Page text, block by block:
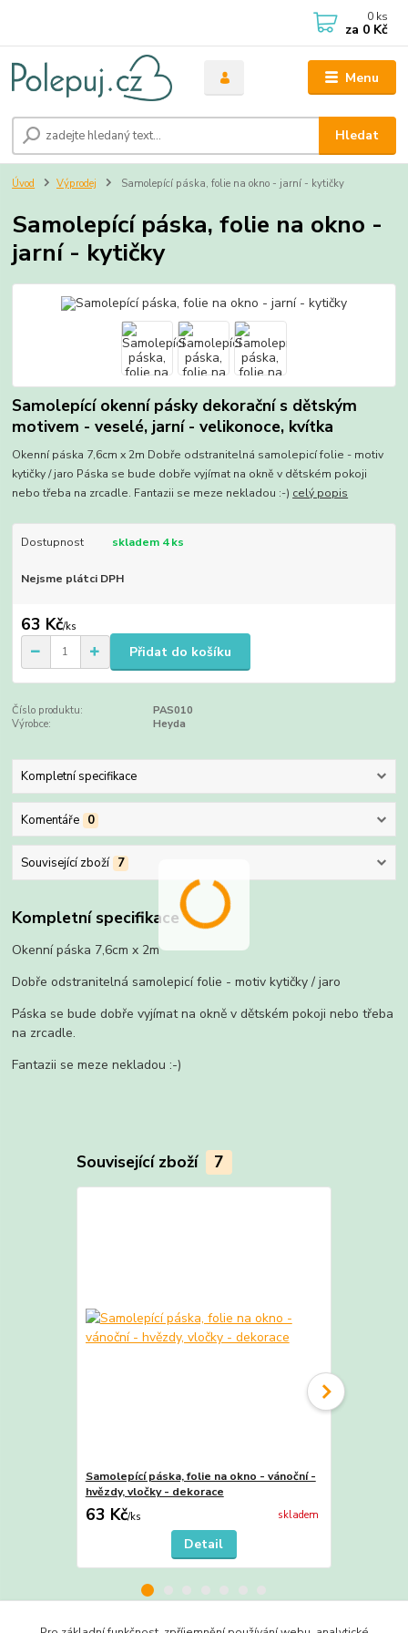
Menu
Hledat
0 ks
za 0 Kč
Úvod Výprodej Samolepící páska, folie na okno - jarní - kytičky
Samolepící páska, folie na okno -
jarní - kytičky
Samolepící okenní pásky dekorační s dětským
motivem - veselé, jarní - velikonoce, kvítka
Okenní páska 7,6cm x 2m Dobře odstranitelná samolepicí folie - motiv
kytičky / jaro Páska se bude dobře vyjímat na okně v dětském pokoji
nebo třeba na zrcadle. Fantazii se meze nekladou :-) celý popis
Dostupnost skladem 4 ks
Nejsme plátci DPH
63 Kč/ks
Přidat do košíku
Číslo produktu:
PAS010
Výrobce:
Heyda
Kompletní specifikace
Komentáře 0
Související zboží 7
Kompletní specifikace
Okenní páska 7,6cm x 2m
Dobře odstranitelná samolepicí folie - motiv kytičky / jaro
Páska se bude dobře vyjímat na okně v dětském pokoji nebo třeba
na zrcadle.
Fantazii se meze nekladou :-)
Související zboží 7
Samolepící páska, folie na okno - vánoční -
hvězdy, vločky - dekorace
63 Kč/ks skladem
Detail